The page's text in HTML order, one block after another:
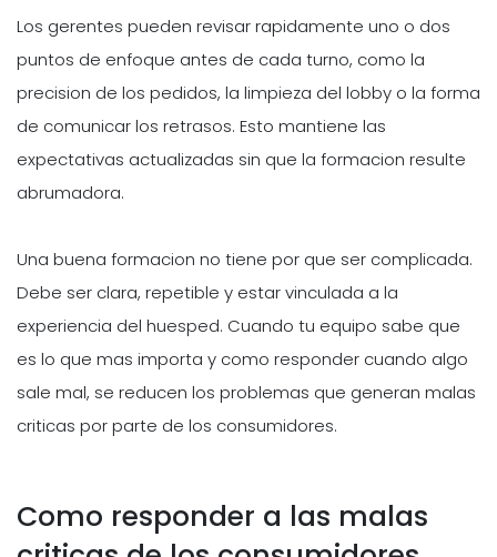
Los gerentes pueden revisar rapidamente uno o dos
puntos de enfoque antes de cada turno, como la
precision de los pedidos, la limpieza del lobby o la forma
de comunicar los retrasos. Esto mantiene las
expectativas actualizadas sin que la formacion resulte
abrumadora.
Una buena formacion no tiene por que ser complicada.
Debe ser clara, repetible y estar vinculada a la
experiencia del huesped. Cuando tu equipo sabe que
es lo que mas importa y como responder cuando algo
sale mal, se reducen los problemas que generan malas
criticas por parte de los consumidores.
Como responder a las malas